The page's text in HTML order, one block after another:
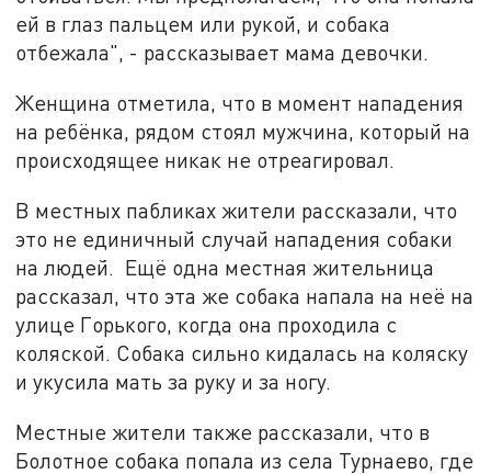
ей в глаз пальцем или рукой, и собака
отбежала", - рассказывает мама девочки.
Женщина отметила, что в момент нападения
на ребёнка, рядом стоял мужчина, который на
происходящее никак не отреагировал.
В местных пабликах жители рассказали, что
это не единичный случай нападения собаки
на людей. Ещё одна местная жительница
рассказал, что эта же собака напала на неё на
улице Горького, когда она проходила с
коляской. Собака сильно кидалась на коляску
и укусила мать за руку и за ногу.
Местные жители также рассказали, что в
Болотное собака попала из села Турнаево, где